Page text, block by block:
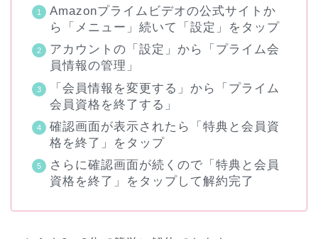
Amazonプライムビデオの公式サイトか
ら「メニュー」続いて「設定」をタップ
アカウントの「設定」から「プライム会
員情報の管理」
「会員情報を変更する」から「プライム
会員資格を終了する」
確認画面が表示されたら「特典と会員資
格を終了」をタップ
さらに確認画面が続くので「特典と会員
資格を終了」をタップして解約完了